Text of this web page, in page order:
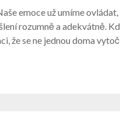
emoce už umíme
rozumně a adekvátně.
že se ne jednou doma